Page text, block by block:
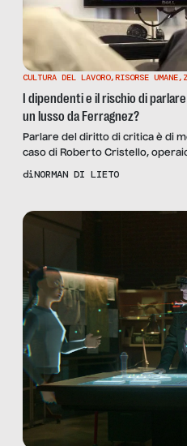
CULTURA DEL LAVORO,RISORSE UMANE,
I dipendenti e il rischio di
un lusso da Ferragnez?
Parlare del diritto di critica è di
caso di Roberto Cristello,
commento su Facebook, e del
diNORMAN DI LIETO